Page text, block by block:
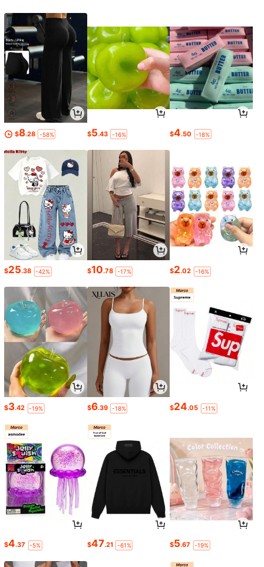
$8.28 -58% $5.43 -16% $4.50 -18%
$25.38 -42% $10.78 -17% $2.02 -16%
$3.42 -19% $6.39 -18% $24.05 -11%
$4.37 -5% $47.21 -61% $5.67 -19%